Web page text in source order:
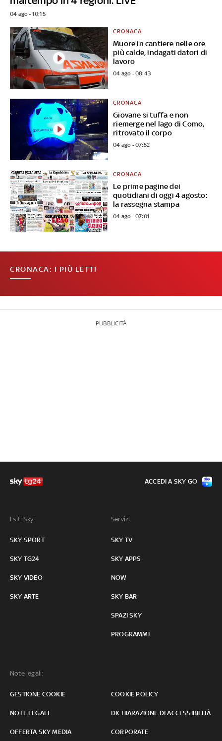
04 ago - 10:15
Muore in cantiere nelle ore
più calde, indagati datori di
lavoro
CRONACA
04 ago - 08:43
Giovane si tuffa e non
riemerge nel lago di Como,
ritrovato il corpo
CRONACA
04 ago - 07:52
Le prime pagine dei
quotidiani di oggi 4 agosto:
la rassegna stampa
CRONACA
04 ago - 07:01
CRONACA: I PIÙ LETTI
PUBBLICITÀ
I siti Sky:
SKY SPORT
SKY TG24
SKY VIDEO
SKY ARTE
Servizi:
SKY TV
SKY APPS
NOW
SKY BAR
SPAZI SKY
PROGRAMMI
Note legali:
GESTIONE COOKIE COOKIE POLICY
NOTE LEGALI DICHIARAZIONE DI ACCESSIBILITÀ
OFFERTA SKY MEDIA CORPORATE
ACCEDI A SKY GO